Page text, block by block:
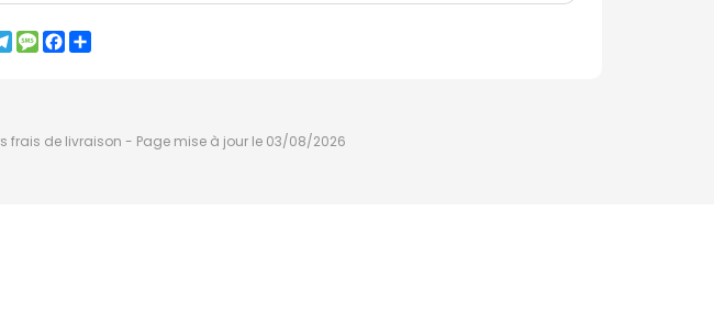
Telegram
MessageFacebook
frais de livraison - Page mise à jour le 03/08/2026